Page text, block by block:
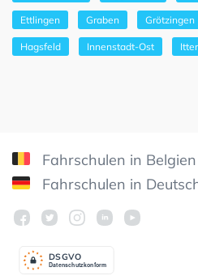
Ettlingen Graben Grötzingen
Hagsfeld Innenstadt-Ost
Fahrschulen in Belgien
Fahrschulen in
Datenschutzkonform
DSGVO